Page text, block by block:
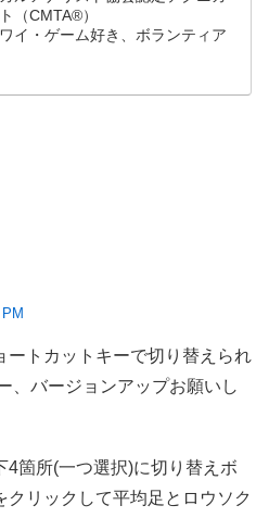
（CMTA®）
イ・ゲーム好き、ボランティア
ートカットキーで切り替えられ
、バージョンアップお願いし
4箇所(一つ選択)に切り替えボ
クリックして平均足とロウソク